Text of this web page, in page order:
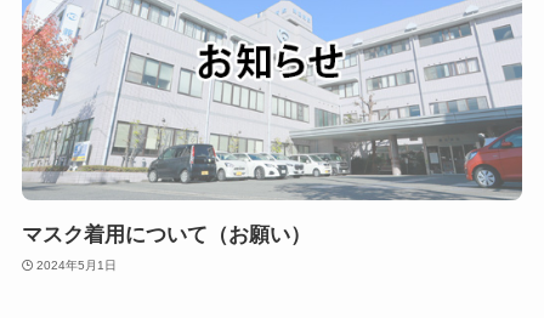
マスク着用について（お願い）
2024年5月1日